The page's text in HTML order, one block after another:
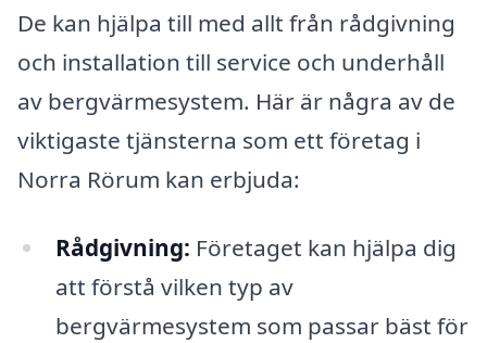
De kan hjälpa till med allt från rådgivning
och installation till service och underhåll
av bergvärmesystem. Här är några av de
viktigaste tjänsterna som ett företag i
Norra Rörum kan erbjuda:
Rådgivning: Företaget kan hjälpa dig
att förstå vilken typ av
bergvärmesystem som passar bäst för